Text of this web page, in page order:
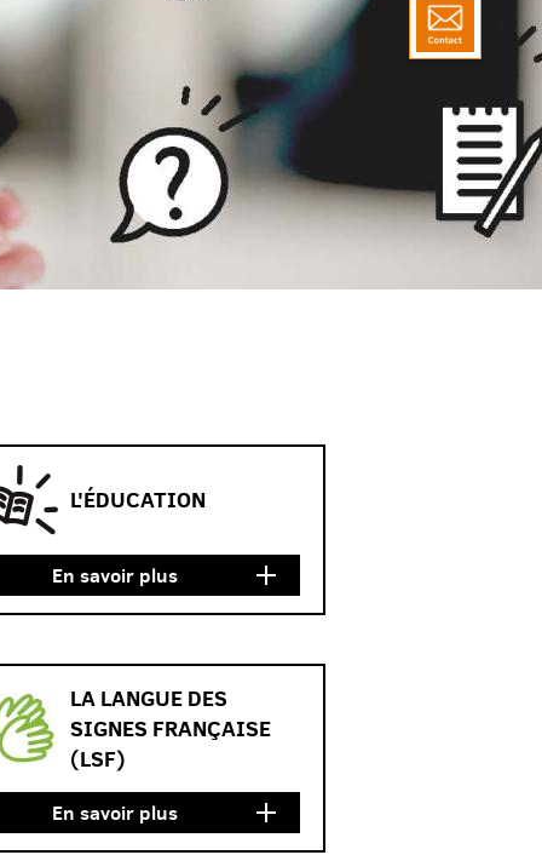
L'ÉDUCATION
En savoir plus
LA LANGUE DES
SIGNES FRANÇAISE
(LSF)
En savoir plus